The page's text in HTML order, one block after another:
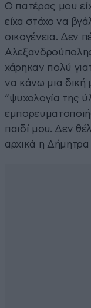
Ο πατέρας μου
είχα στόχο να
οικογένεια. Δεν
χάρηκαν πολύ
να κάνω μια δική
“ψυχολογία της
παιδί μου. Δεν
αρχικά η